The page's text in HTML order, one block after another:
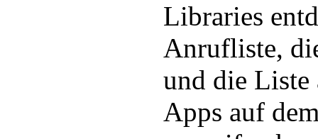
Libraries
Anrufliste,
und die
Apps auf